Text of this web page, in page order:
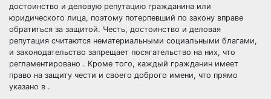
достоинство и деловую репутацию гражданина или
юридического лица, поэтому потерпевший по закону вправе
обратиться за защитой. Честь, достоинство и деловая
репутация считаются нематериальными социальными благами,
и законодательство запрещает посягательство на них, что
регламентировано . Кроме того, каждый гражданин имеет
право на защиту чести и своего доброго имени, что прямо
указано в .